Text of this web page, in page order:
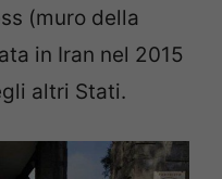
(muro della
in Iran nel 2015
altri Stati.